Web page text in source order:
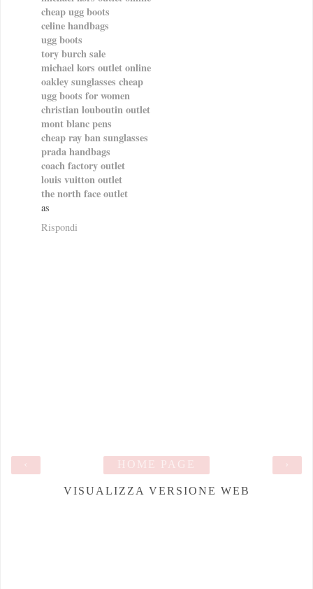
cheap ugg boots
celine handbags
ugg boots
tory burch sale
michael kors outlet online
oakley sunglasses cheap
ugg boots for women
christian louboutin outlet
mont blanc pens
cheap ray ban sunglasses
prada handbags
coach factory outlet
louis vuitton outlet
the north face outlet
as
Rispondi
›
HOME PAGE
VISUALIZZA VERSIONE WEB